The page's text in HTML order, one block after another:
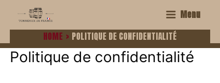
Menu
HOME
POLITIQUE DE CONFIDENTIALITÉ
Politique de confidentialité